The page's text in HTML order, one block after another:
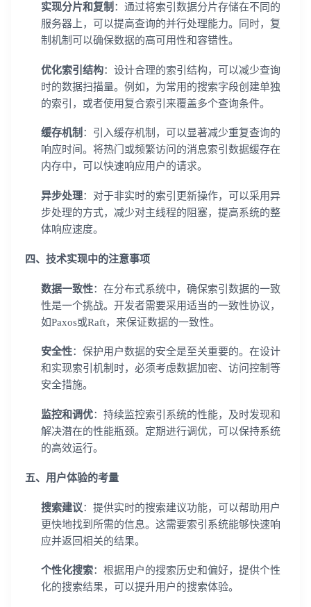
实现分片和复制 ：通过将索引数据分片存储在不同的
服务器上，可以提高查询的并行处理能力。同时，复
制机制可以确保数据的高可用性和容错性。
优化索引结构：设计合理的索引结构，可以减少查询
时的数据扫描量。例如，为常用的搜索字段创建单独
的索引，或者使用复合索引来覆盖多个查询条件。
缓存机制 ：引入缓存机制，可以显著减少重复查询的
响应时间。将热门或频繁访问的消息索引数据缓存在
内存中，可以快速响应用户的请求。
异步处理：对于非实时的索引更新操作，可以采用异
步处理的方式，减少对主线程的阻塞，提高系统的整
体响应速度。
四、技术实现中的注意事项
数据一致性：在分布式系统中，确保索引数据的一致
性是一个挑战。开发者需要采用适当的一致性协议，
如Paxos或Raft，来保证数据的一致性。
安全性：保护用户数据的安全是至关重要的。在设计
和实现索引机制时，必须考虑数据加密、访问控制等
安全措施。
监控和调优：持续监控索引系统的性能，及时发现和
解决潜在的性能瓶颈。定期进行调优，可以保持系统
的高效运行。
五、用户体验的考量
搜索建议：提供实时的搜索建议功能，可以帮助用户
更快地找到所需的信息。这需要索引系统能够快速响
应并返回相关的结果。
个性化搜索：根据用户的搜索历史和偏好，提供个性
化的搜索结果，可以提升用户的搜索体验。